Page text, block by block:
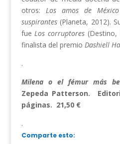
otros: Los amos de México
suspirantes(Planeta, 2012).
fueLos corruptores
finalista del premio Dashiell
.
Milena o el fémur más
Zepeda Patterson.
páginas. 21,50 €
.
Comparte esto: